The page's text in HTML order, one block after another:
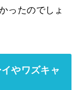
ったのでしょ
やワズキャ